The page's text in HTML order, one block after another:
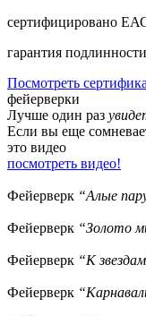
сертифицировано
гарантия подлинности
Посмотреть
фейерверки
Лучше один раз
Если вы еще
это видео
посмотреть видео!
Фейерверк “Алые
Фейерверк “Золото
Фейерверк “К
Фейерверк